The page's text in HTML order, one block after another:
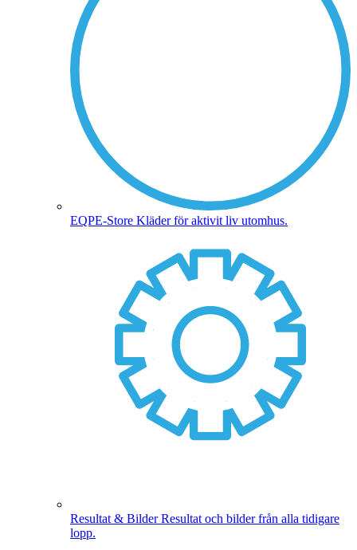
EQPE-Store Kläder för aktivit liv utomhus.
Resultat & Bilder Resultat och bilder från alla tidigare
lopp.